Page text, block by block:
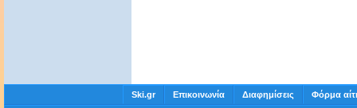
Ski.gr Επικοινωνία Διαφημίσεις Φόρμα